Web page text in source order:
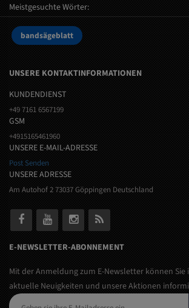
Meistgesuchte Wörter:
bandsägeblatt
UNSERE KONTAKTINFORMATIONEN
KUNDENDIENST
+49 7161 6567199
GSM
+4915165461960
UNSERE E-MAIL-ADRESSE
Post Senden
UNSERE ADRESSE
Am Autohof 2 73037 Göppingen Deutschland
E-NEWSLETTER-ABONNEMENT
Mit der Anmeldung zum E-Newsletter können
aktuelle Neuigkeiten und unsere Aktionen